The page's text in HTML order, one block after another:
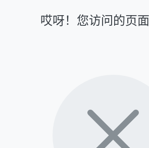
哎呀！您访问的页